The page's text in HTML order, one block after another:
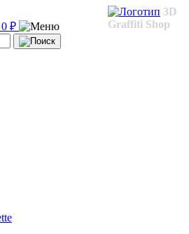
3D
Graffiti Shop
₽